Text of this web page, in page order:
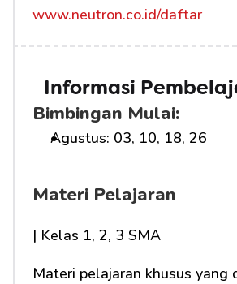
www.neutron.co.id/daftar
Informasi
Bimbingan Mulai:
Agustus: 03, 10, 18, 26
Materi Pelajaran
| Kelas 1, 2, 3 SMA
Materi pelajaran khusus yang